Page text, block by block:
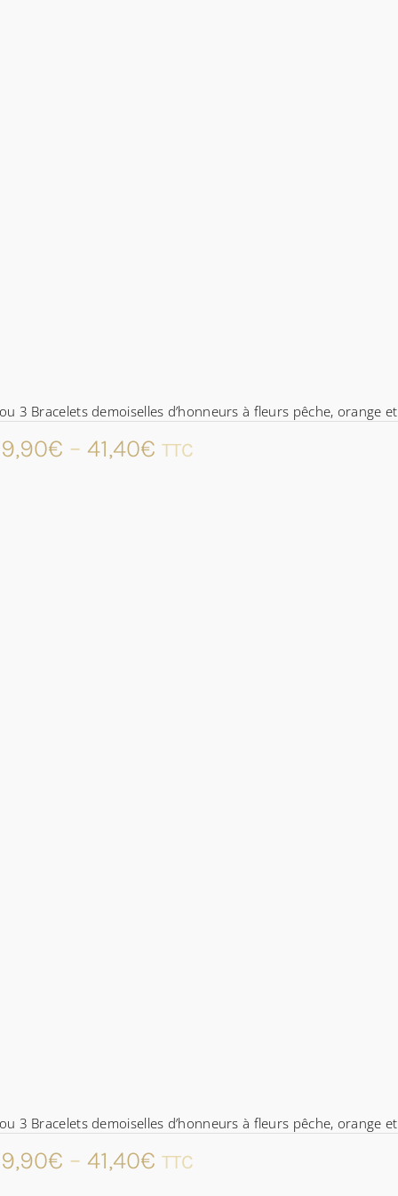
3 Bracelets demoiselles d’honneurs à fleurs pêche, orange
€ – 41,40€ TTC
3 Bracelets demoiselles d’honneurs à fleurs pêche, orange
€ – 41,40€ TTC